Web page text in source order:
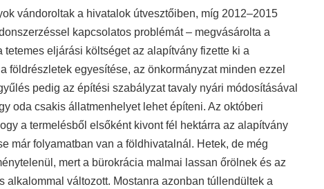
vándoroltak a hivatalok útvesztőiben, míg 2012–2015
kapcsolatos problémát – megvásárolta a
eljárási költséget az alapítvány fizette ki a
földrészletek egyesítése, az önkormányzat minden ezzel
pedig az építési szabályzat tavaly nyári módosításával
oda csakis állatmenhelyet lehet építeni. Az októberi
a termelésből elsőként kivont fél hektárra az alapítvány
már folyamatban van a földhivatalnál. Hetek, de még
mert a bürokrácia malmai lassan őrölnek és az
alkalommal változott. Mostanra azonban túllendültek a